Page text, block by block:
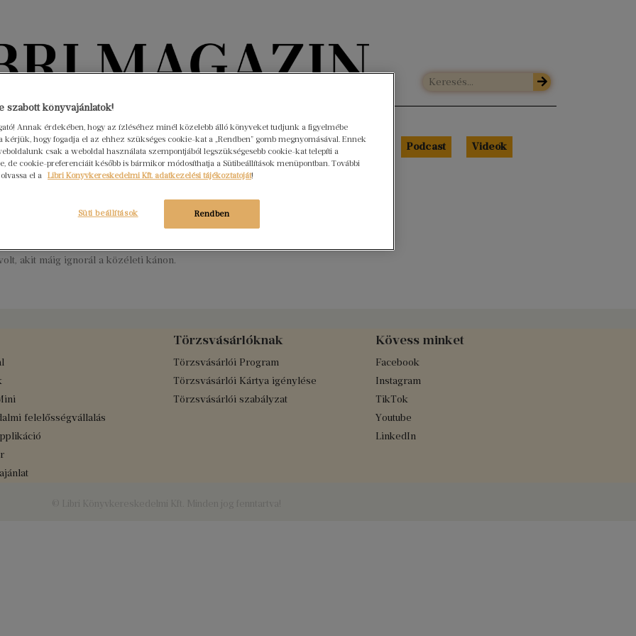
Könyvektől az olvasókig
Interjúk Beleolvasó A hónap könyvei HÍREK Libri Portré Podcast Videók
reneszánsza
akit máig ignorál a közéleti kánon.
felelősségvállalás
Törzsvásárlóknak
Törzsvásárlói Program
Törzsvásárlói Kártya igénylése
Törzsvásárlói szabályzat
Kövess minket
Facebook
Instagram
TikTok
Youtube
LinkedIn
szabott könyvajánlatok!
Annak érdekében, hogy az ízléséhez minél közelebb álló könyveket tudjunk a figyelmébe
kérjük, hogy fogadja el az ehhez szükséges cookie-kat a „Rendben” gomb megnyomásával. Ennek
csak a weboldal használata szempontjából legszükségesebb cookie-kat telepíti a
de cookie-preferenciáit később is bármikor módosíthatja a Sütibeállítások menüpontban. További
el a Libri Könyvkereskedelmi Kft. adatkezelési tájékoztatóját!
Rendben
Süti beállítások